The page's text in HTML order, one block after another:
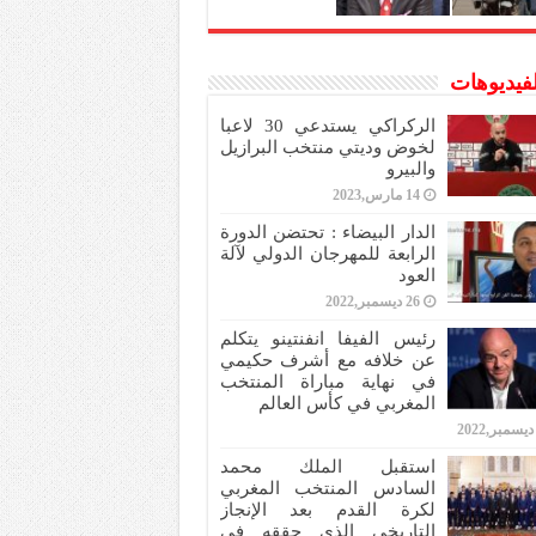
الركراكي يستدعي 30 لاعبا
لخوض وديتي منتخب البرازيل
والبيرو
14 مارس,2023
الدار البيضاء : تحتضن الدورة
الرابعة للمهرجان الدولي لآلة
العود
26 ديسمبر,2022
رئيس الفيفا انفنتينو يتكلم
عن خلافه مع أشرف حكيمي
في نهاية مباراة المنتخب
المغربي في كأس العالم
استقبل الملك محمد
السادس المنتخب المغربي
لكرة القدم بعد الإنجاز
التاريخي الذي حققه في